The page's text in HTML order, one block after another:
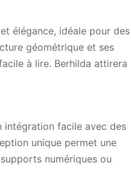
élégance, idéale pour des
géométrique et ses
à lire. Berhilda attirera
intégration facile avec des
unique permet une
numériques ou